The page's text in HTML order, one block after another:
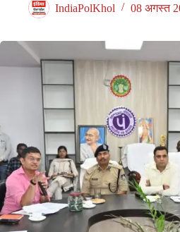
IndiaPolKhol 08 अगस्त